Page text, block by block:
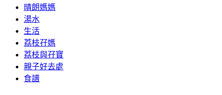
晴朗媽媽
湯水
生活
荔枝孖媽
荔枝與孖寶
親子好去處
食譜